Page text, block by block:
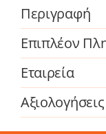
Περιγραφή
Επιπλέον
Εταιρεία
Αξιολογήσεις